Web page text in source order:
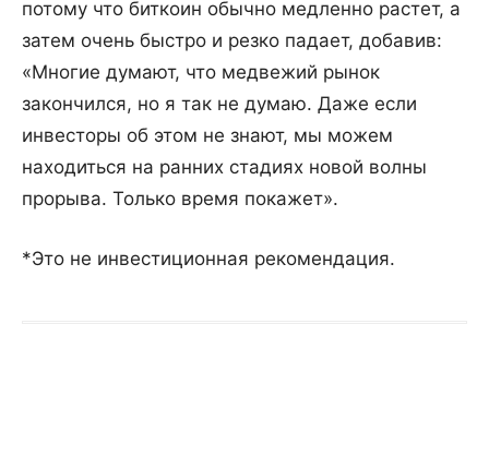
потому что биткоин обычно медленно растет, а
затем очень быстро и резко падает, добавив:
«Многие думают, что медвежий рынок
закончился, но я так не думаю. Даже если
инвесторы об этом не знают, мы можем
находиться на ранних стадиях новой волны
прорыва. Только время покажет».
*Это не инвестиционная рекомендация.